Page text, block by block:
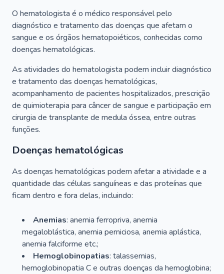
O hematologista é o médico responsável pelo
diagnóstico e tratamento das doenças que afetam o
sangue e os órgãos hematopoiéticos, conhecidas como
doenças hematológicas.
As atividades do hematologista podem incluir diagnóstico
e tratamento das doenças hematológicas,
acompanhamento de pacientes hospitalizados, prescrição
de quimioterapia para câncer de sangue e participação em
cirurgia de transplante de medula óssea, entre outras
funções.
Doenças hematológicas
As doenças hematológicas podem afetar a atividade e a
quantidade das células sanguíneas e das proteínas que
ficam dentro e fora delas, incluindo:
Anemias: anemia ferropriva, anemia
megaloblástica, anemia perniciosa, anemia aplástica,
anemia falciforme etc.;
Hemoglobinopatias: talassemias,
hemoglobinopatia C e outras doenças da hemoglobina;